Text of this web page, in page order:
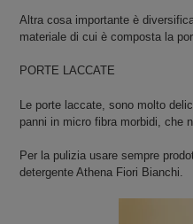
Altra cosa importante è
materiale di cui è composta la
PORTE LACCATE
Le porte laccate, sono molto
panni in micro fibra morbidi, che
Per la pulizia usare sempre
detergente Athena Fiori Bianchi.